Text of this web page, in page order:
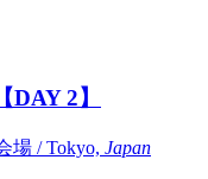
2】
場 / Tokyo, Japan